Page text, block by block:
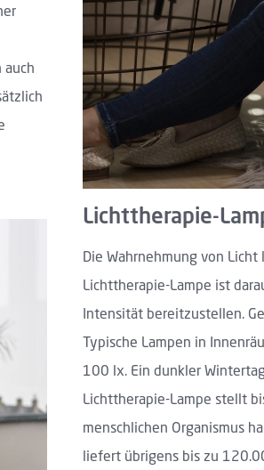
Lichttherapie-
Die Wahrnehmung von
Lichttherapie-Lampe ist
Intensität bereitzustellen.
Typische Lampen in
100 lx. Ein dunkler
Lichttherapie-Lampe stellt
menschlichen Organismus
liefert übrigens bis zu